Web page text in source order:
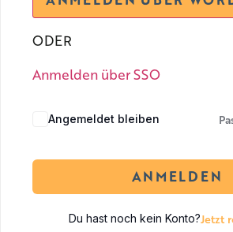
ODER
Anmelden über SSO
Angemeldet bleiben
ANMELDEN
Du hast noch kein Konto?Jetzt